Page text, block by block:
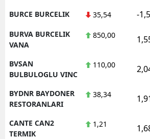
BURCE BURCELIK 35,54 -
BURVA BURCELIK
VANA
850,00
BVSAN
BULBULOGLU VINC
110,00
BYDNR BAYDONER
RESTORANLARI
38,34
CANTE CAN2
TERMIK
1,21